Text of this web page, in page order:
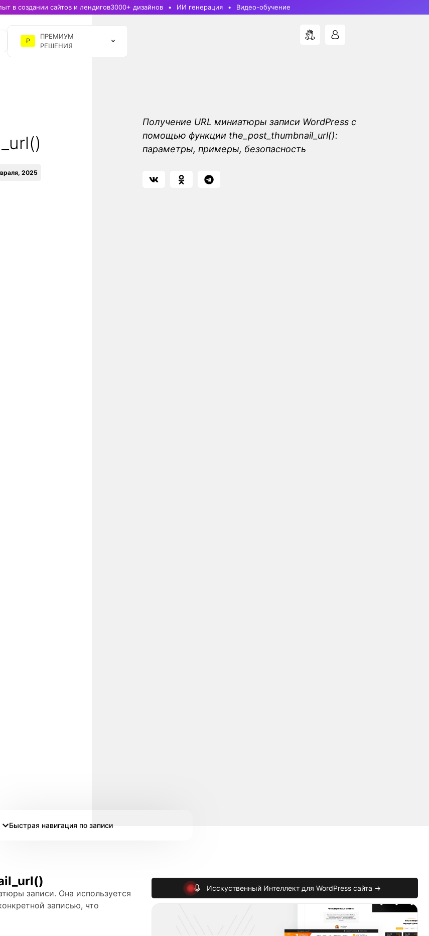
в создании сайтов и лендигов3000+ дизайнов ИИ генерация Видео-обучение
₽
ПРЕМИУМ
РЕШЕНИЯ
2025
Получение URL миниатюры записи WordPress с
помощью функции the_post_thumbnail_url():
параметры, примеры, безопасность
Быстрая навигация по записи
записи. Она используется
записью, что
Исскуственный Интеллект для WordPress сайта →